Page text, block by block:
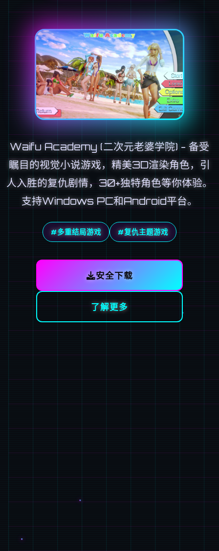
Waifu Academy (二次元老婆学院) - 备受
瞩目的视觉小说游戏，精美3D渲染角色，引
人入胜的复仇剧情，30+独特角色等你体验。
支持Windows PC和Android平台。
#多重结局游戏 #复仇主题游戏
安全下载
了解更多